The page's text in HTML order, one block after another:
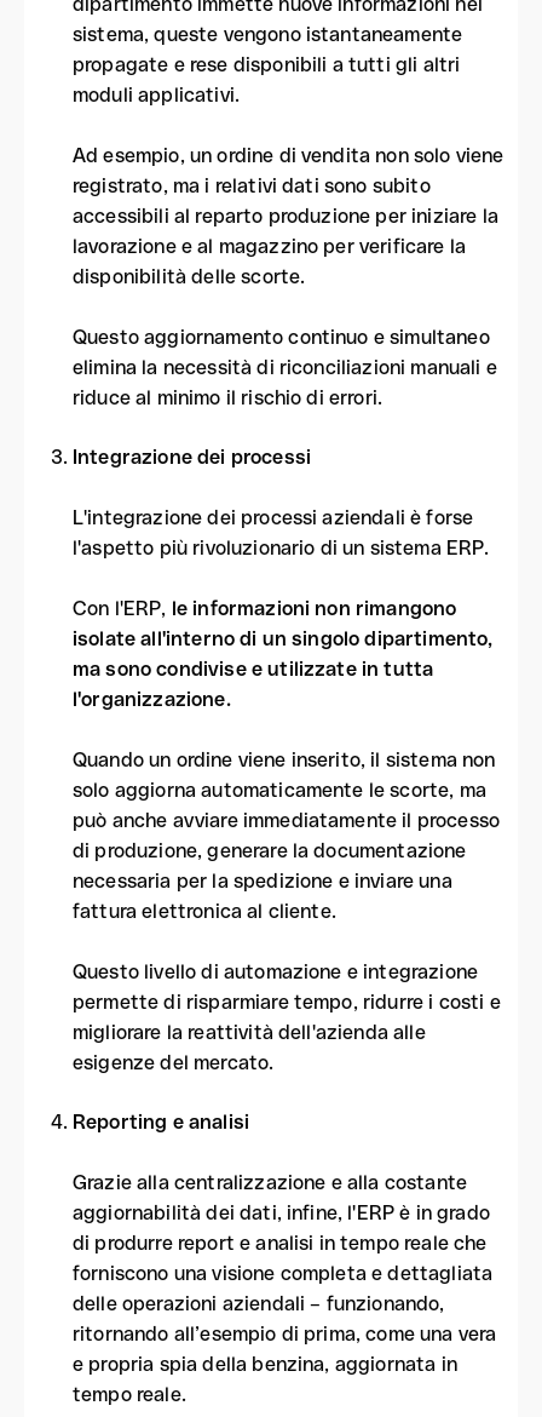
sistema, queste vengono istantaneamente
propagate e rese disponibili a tutti gli altri
moduli applicativi.
Ad esempio, un ordine di vendita non solo viene
registrato, ma i relativi dati sono subito
accessibili al reparto produzione per iniziare la
lavorazione e al magazzino per verificare la
disponibilità delle scorte.
Questo aggiornamento continuo e simultaneo
elimina la necessità di riconciliazioni manuali e
riduce al minimo il rischio di errori.
Integrazione dei processi
L'integrazione dei processi aziendali è forse
l'aspetto più rivoluzionario di un sistema ERP.
Con l'ERP, le informazioni non rimangono
isolate all'interno di un singolo dipartimento,
ma sono condivise e utilizzate in tutta
l'organizzazione.
Quando un ordine viene inserito, il sistema non
solo aggiorna automaticamente le scorte, ma
può anche avviare immediatamente il processo
di produzione, generare la documentazione
necessaria per la spedizione e inviare una
fattura elettronica al cliente.
Questo livello di automazione e integrazione
permette di risparmiare tempo, ridurre i costi e
migliorare la reattività dell'azienda alle
esigenze del mercato.
Reporting e analisi
Grazie alla centralizzazione e alla costante
aggiornabilità dei dati, infine, l'ERP è in grado
di produrre report e analisi in tempo reale che
forniscono una visione completa e dettagliata
delle operazioni aziendali – funzionando,
ritornando all’esempio di prima, come una vera
e propria spia della benzina, aggiornata in
tempo reale.